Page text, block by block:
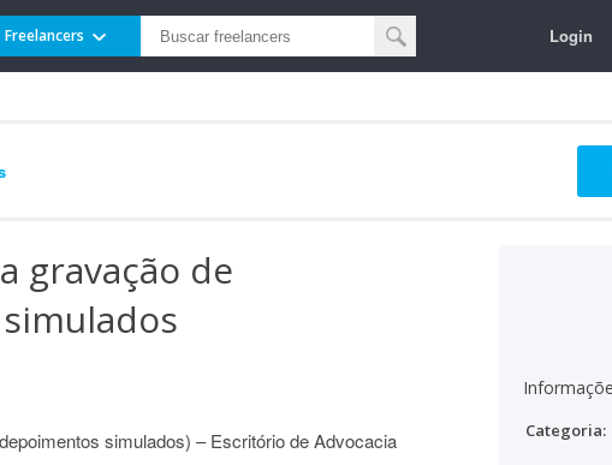
Freelancers Login
gravação de
simulados) – Escritório de Advocacia
Categoria: